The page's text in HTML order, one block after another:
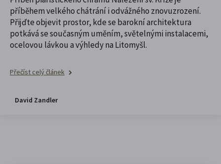
příběhem velkého chátrání i odvážného znovuzrození.
Přijďte objevit prostor, kde se barokní architektura
potkává se současným uměním, světelnými instalacemi,
ocelovou lávkou a výhledy na Litomyšl.
Přečíst celý článek
David Zandler